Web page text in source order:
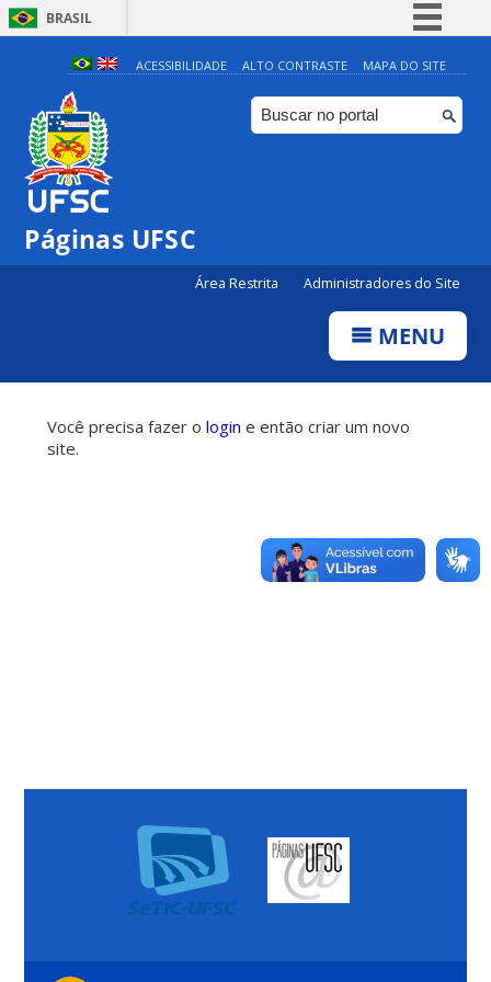
BRASIL
Simplifique!
Comunica BR
Participe
ACESSIBILIDADE ALTO CONTRASTE MAPA DO SITE
Páginas UFSC
Área Restrita Administradores do Site
MENU
Você precisa fazer o login e então criar um novo
site.